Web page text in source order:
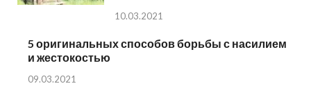
10.03.2021
5 оригинальных способов борьбы с насилием
и жестокостью
09.03.2021